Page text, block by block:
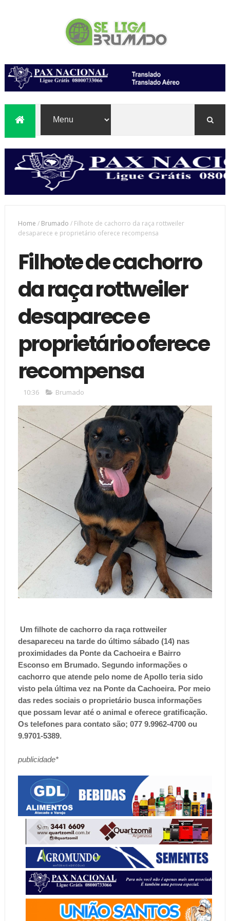
Home / Brumado / Filhote de cachorro da raça rottweiler
desaparece e proprietário oferece recompensa
Filhote de cachorro
da raça rottweiler
desaparece e
proprietário oferece
recompensa
10:36 Brumado
Um filhote de cachorro da raça rottweiler
desapareceu na tarde do último sábado (14) nas
proximidades da Ponte da Cachoeira e Bairro
Esconso em Brumado. Segundo informações o
cachorro que atende pelo nome de Apollo teria sido
visto pela última vez na Ponte da Cachoeira. Por meio
das redes sociais o proprietário busca informações
que possam levar até o animal e oferece gratificação.
Os telefones para contato são; 077 9.9962-4700 ou
9.9701-5389.
publicidade*